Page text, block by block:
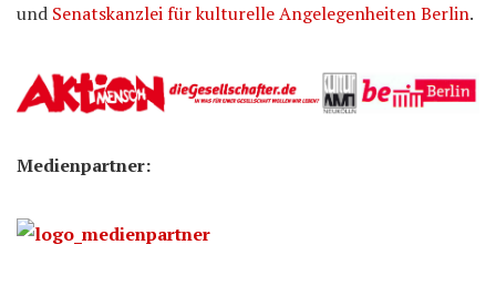
und Senatskanzlei für kulturelle Angelegenheiten Berlin.
Medienpartner: